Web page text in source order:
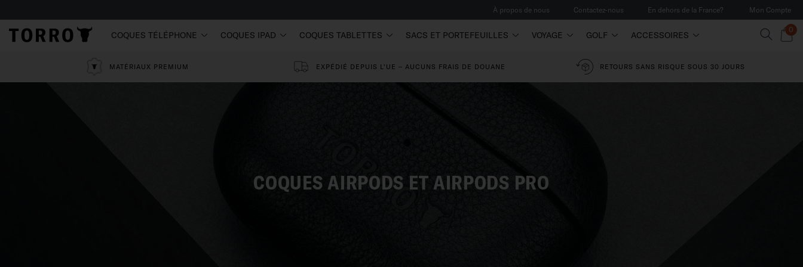
À propos de nous Contactez-nous En dehors de la France? Mon Compte
COQUES TÉLÉPHONE COQUES IPAD COQUES TABLETTES SACS ET PORTEFEUILLES VOYAGE GOLF ACCESSOIRES
0
MATÉRIAUX PREMIUM EXPÉDIÉ DEPUIS L'UE – AUCUNS FRAIS DE DOUANE RETOURS SANS RISQUE SOUS 30 JOURS
COQUES AIRPODS ET AIRPODS PRO